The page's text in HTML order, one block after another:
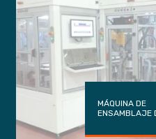
MÁQUINA DE
ENSAMBLAJE